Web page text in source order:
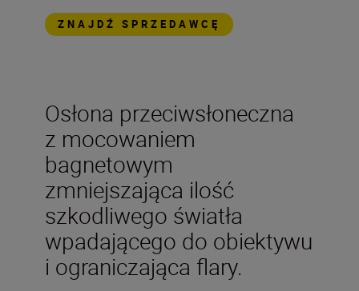
ZNAJDŹ SPRZEDAWCĘ
Osłona przeciwsłoneczna
z mocowaniem
bagnetowym
zmniejszająca ilość
szkodliwego światła
wpadającego do obiektywu
i ograniczająca flary.